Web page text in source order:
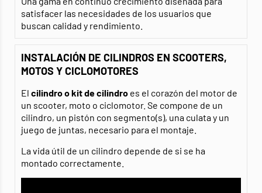
satisfacer las necesidades de los usuarios que
buscan calidad y rendimiento.
INSTALACIÓN DE CILINDROS EN SCOOTERS,
MOTOS Y CICLOMOTORES
El cilindro o kit de cilindro es el corazón del motor de
un scooter, moto o ciclomotor. Se compone de un
cilindro, un pistón con segmento(s), una culata y un
juego de juntas, necesario para el montaje.
La vida útil de un cilindro depende de si se ha
montado correctamente.